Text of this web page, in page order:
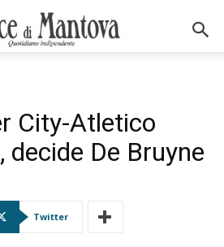
City-Atletico
decide De Bruyne
Twitter